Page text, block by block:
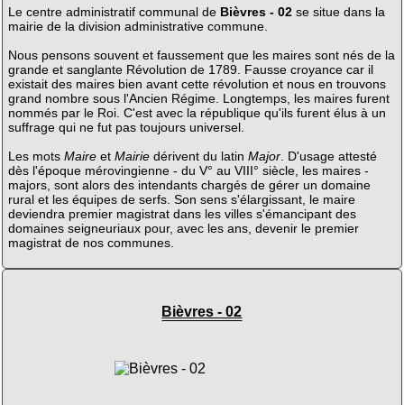
Le centre administratif communal de Bièvres - 02se situe dans la
mairie de la division administrative commune.
Nous pensons souvent et faussement que les maires sont nés de la
grande et sanglante Révolution de 1789. Fausse croyance car il
existait des maires bien avant cette révolution et nous en trouvons
grand nombre sous l'Ancien Régime. Longtemps, les maires furent
nommés par le Roi. C'est avec la république qu'ils furent élus à un
suffrage qui ne fut pas toujours universel.
Les mots Maireet Mairiedérivent du latin Major. D'usage attesté
dès l'époque mérovingienne - du V° au VIII° siècle, les maires -
majors, sont alors des intendants chargés de gérer un domaine
rural et les équipes de serfs. Son sens s'élargissant, le maire
deviendra premier magistrat dans les villes s'émancipant des
domaines seigneuriaux pour, avec les ans, devenir le premier
magistrat de nos communes.
Bièvres - 02